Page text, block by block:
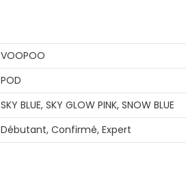
VOOPOO
POD
SKY BLUE, SKY GLOW PINK, SNOW BLUE
Débutant, Confirmé, Expert